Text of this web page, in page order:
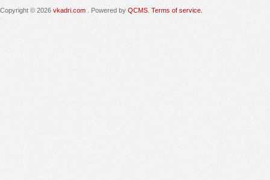
Copyright © 2026 vkadri.com . Powered by QCMS Terms of service.